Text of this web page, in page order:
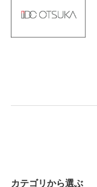
カテゴリから選ぶ